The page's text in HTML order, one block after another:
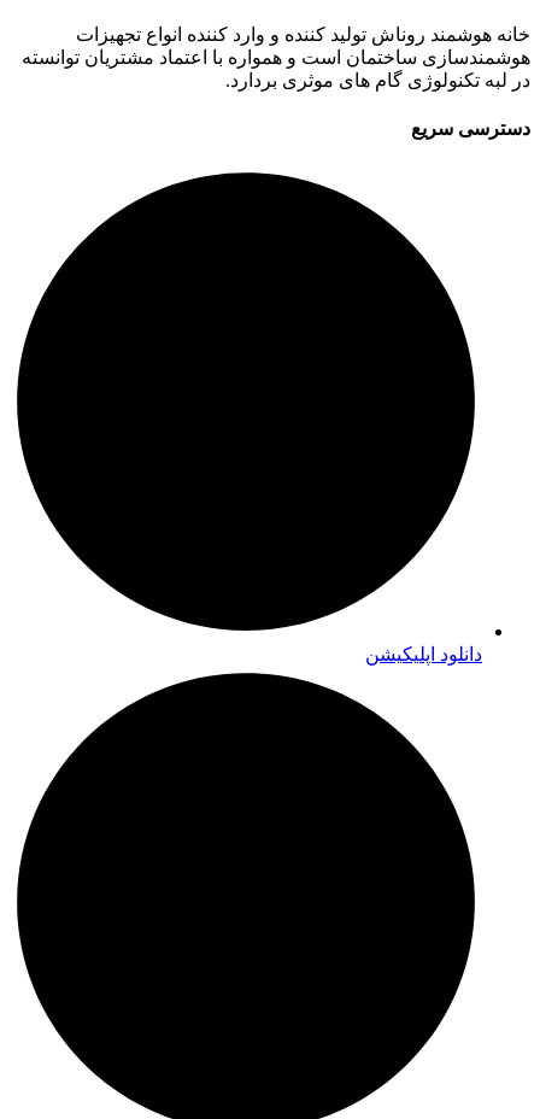
خانه هوشمند روناش تولید کننده و وارد کننده انواع تجهیزات
هوشمندسازی ساختمان است و همواره با اعتماد مشتریان توانسته
در لبه تکنولوژی گام های موثری بردارد.
دسترسی سریع
دانلود اپلیکیشن